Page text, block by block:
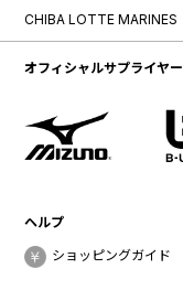
CHIBA LOTTE MARINES
オフィシャルサプライヤー
ヘルプ
ショッピングガイド